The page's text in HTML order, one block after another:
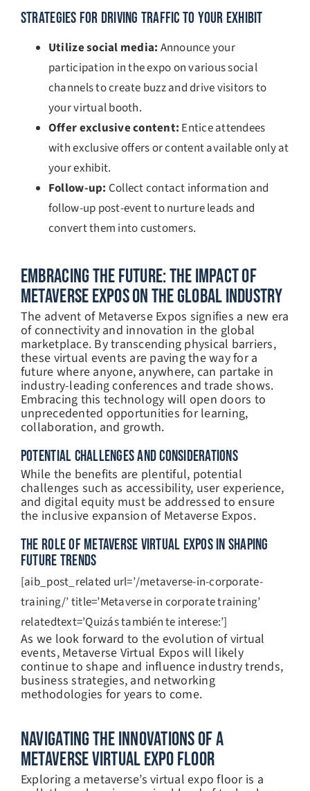
STRATEGIES FOR DRIVING TRAFFIC TO YOUR EXHIBIT
Utilize social media: Announce your
participation in the expo on various social
channels to create buzz and drive visitors to
your virtual booth.
Offer exclusive content: Entice attendees
with exclusive offers or content available only at
your exhibit.
Follow-up: Collect contact information and
follow-up post-event to nurture leads and
convert them into customers.
Embracing The Future: The Impact Of
Metaverse Expos On The Global Industry
The advent of Metaverse Expos signifies a new era
of connectivity and innovation in the global
marketplace. By transcending physical barriers,
these virtual events are paving the way for a
future where anyone, anywhere, can partake in
industry-leading conferences and trade shows.
Embracing this technology will open doors to
unprecedented opportunities for learning,
collaboration, and growth.
POTENTIAL CHALLENGES AND CONSIDERATIONS
While the benefits are plentiful, potential
challenges such as accessibility, user experience,
and digital equity must be addressed to ensure
the inclusive expansion of Metaverse Expos.
THE ROLE OF METAVERSE VIRTUAL EXPOS IN SHAPING
FUTURE TRENDS
[aib_post_related url=’/metaverse-in-corporate-
training/’ title=’Metaverse in corporate training’
relatedtext=’Quizás también te interese:’]
As we look forward to the evolution of virtual
events, Metaverse Virtual Expos will likely
continue to shape and influence industry trends,
business strategies, and networking
methodologies for years to come.
Navigating The Innovations Of A
Metaverse Virtual Expo Floor
Exploring a metaverse’s virtual expo floor is a